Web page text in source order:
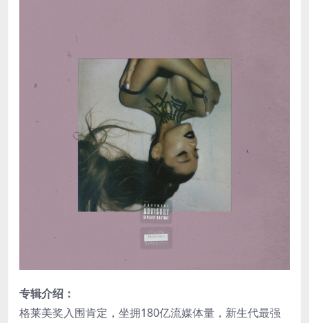
专辑介绍：
格莱美奖入围肯定，坐拥180亿流媒体量，新生代最强